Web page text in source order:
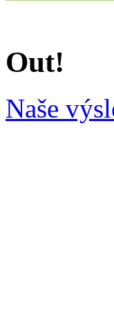
Out!
Naše